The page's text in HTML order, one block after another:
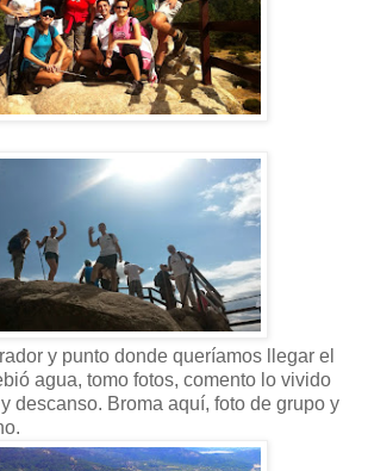
y punto donde queríamos llegar el
agua, tomo fotos, comento lo vivido
descanso. Broma aquí, foto de grupo y